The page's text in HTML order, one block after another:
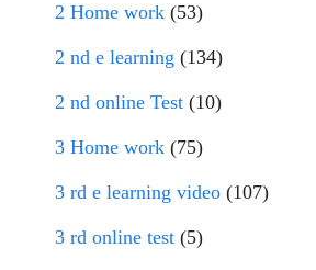
2 Home work (53)
2 nd e learning (134)
2 nd online Test (10)
3 Home work (75)
3 rd e learning video (107)
3 rd online test (5)